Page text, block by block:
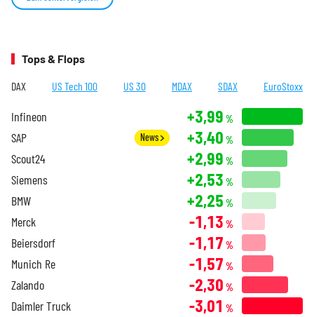
Tops & Flops
DAX US Tech 100 US 30 MDAX SDAX EuroStoxx
Infineon +3,99 %
SAP News +3,40 %
Scout24 +2,99 %
Siemens +2,53 %
BMW +2,25 %
Merck -1,13 %
Beiersdorf -1,17 %
Munich Re -1,57 %
Zalando -2,30 %
Daimler Truck -3,01 %